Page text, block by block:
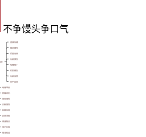
不争馒头争口气